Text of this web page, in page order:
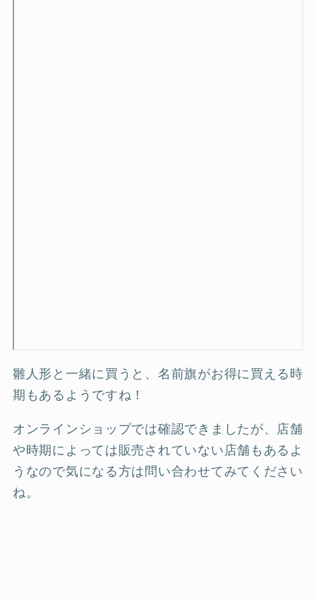
雛人形と一緒に買うと、名前旗がお得に買える時
期もあるようですね！
オンラインショップでは確認できましたが、店舗
や時期によっては販売されていない店舗もあるよ
うなので気になる方は問い合わせてみてください
ね。